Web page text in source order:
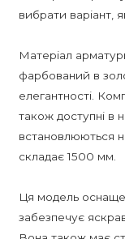
вибрати варіант,
Матеріал
фарбований в
елегантності.
також доступні в
встановлюються
складає 1500 мм.
Ця модель
забезпечує